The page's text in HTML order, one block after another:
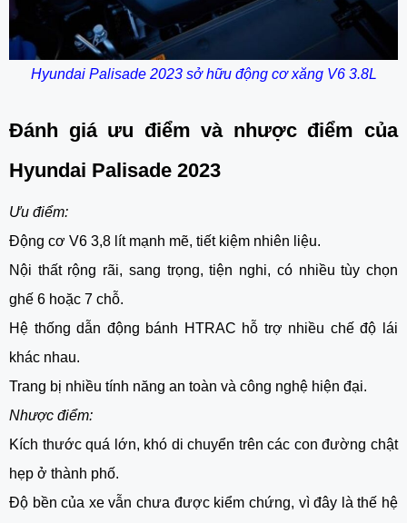
Hyundai Palisade 2023 sở hữu động cơ xăng V6 3.8L
Đánh giá ưu điểm và nhược điểm của
Hyundai Palisade 2023
Ưu điểm:
Động cơ V6 3,8 lít mạnh mẽ, tiết kiệm nhiên liệu.
Nội thất rộng rãi, sang trọng, tiện nghi, có nhiều tùy chọn
ghế 6 hoặc 7 chỗ.
Hệ thống dẫn động bánh HTRAC hỗ trợ nhiều chế độ lái
khác nhau.
Trang bị nhiều tính năng an toàn và công nghệ hiện đại.
Nhược điểm:
Kích thước quá lớn, khó di chuyển trên các con đường chật
hẹp ở thành phố.
Độ bền của xe vẫn chưa được kiểm chứng, vì đây là thế hệ